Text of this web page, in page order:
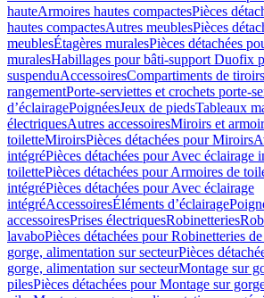
hauteArmoires hautes compactesPièces
hautes compactesAutres meublesPièces
meublesÉtagères muralesPièces détachées
muralesHabillages pour bâti-support Duofix
suspenduAccessoiresCompartiments de
rangementPorte-serviettes et crochets porte-
d’éclairagePoignéesJeux de piedsTableaux
électriquesAutres accessoiresMiroirs et
toiletteMiroirsPièces détachées pour Miroirs
intégréPièces détachées pour Avec éclairage
toilettePièces détachées pour Armoires de
intégréPièces détachées pour Avec éclairage
intégréAccessoiresÉléments d’éclairage
accessoiresPrises électriquesRobinetteries
lavaboPièces détachées pour Robinetteries
gorge, alimentation sur secteurPièces
gorge, alimentation sur secteurMontage sur
pilesPièces détachées pour Montage sur